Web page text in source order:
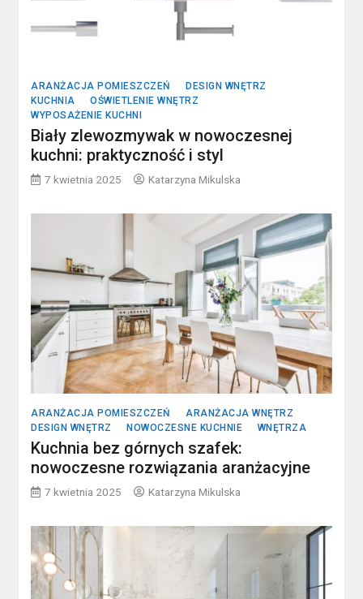
ARANŻACJA POMIESZCZEŃ
DESIGN WNĘTRZ
KUCHNIA
OŚWIETLENIE WNĘTRZ
WYPOSAŻENIE KUCHNI
Biały zlewozmywak w nowoczesnej
kuchni: praktyczność i styl
7 kwietnia 2025 Katarzyna Mikulska
ARANŻACJA POMIESZCZEŃ
ARANŻACJA WNĘTRZ
DESIGN WNĘTRZ
NOWOCZESNE KUCHNIE WNĘTRZA
Kuchnia bez górnych szafek:
nowoczesne rozwiązania aranżacyjne
7 kwietnia 2025 Katarzyna Mikulska